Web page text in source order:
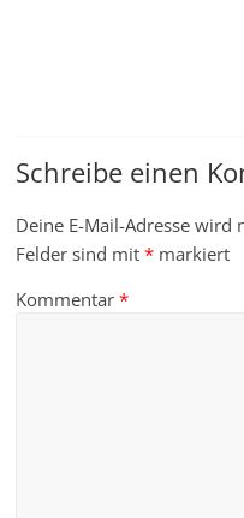
Schreibe einen
Deine E-Mail-Adresse
Felder sind mit* markiert
Kommentar*